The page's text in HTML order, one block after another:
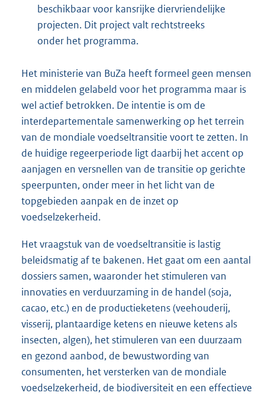
beschikbaar voor kansrijke diervriendelijke
projecten. Dit project valt rechtstreeks
onder het programma.
Het ministerie van BuZa heeft formeel geen mensen
en middelen gelabeld voor het programma maar is
wel actief betrokken. De intentie is om de
interdepartementale samenwerking op het terrein
van de mondiale voedseltransitie voort te zetten. In
de huidige regeerperiode ligt daarbij het accent op
aanjagen en versnellen van de transitie op gerichte
speerpunten, onder meer in het licht van de
topgebieden aanpak en de inzet op
voedselzekerheid.
Het vraagstuk van de voedseltransitie is lastig
beleidsmatig af te bakenen. Het gaat om een aantal
dossiers samen, waaronder het stimuleren van
innovaties en verduurzaming in de handel (soja,
cacao, etc.) en de productieketens (veehouderij,
visserij, plantaardige ketens en nieuwe ketens als
insecten, algen), het stimuleren van een duurzaam
en gezond aanbod, de bewustwording van
consumenten, het versterken van de mondiale
voedselzekerheid, de biodiversiteit en een effectieve